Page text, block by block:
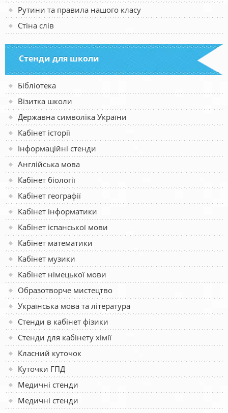
Рутини та правила нашого класу
Стіна слів
Стенди для школи
Бібліотека
Візитка школи
Державна символіка України
Кабінет історії
Інформаційні стенди
Англійська мова
Кабінет біології
Кабінет географії
Кабінет інформатики
Кабінет іспанської мови
Кабінет математики
Кабінет музики
Кабінет німецької мови
Образотворче мистецтво
Українська мова та література
Стенди в кабінет фізики
Стенди для кабінету хімії
Класний куточок
Куточки ГПД
Медичні стенди
Медичні стенди